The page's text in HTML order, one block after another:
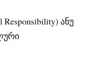
Responsibility) ანუ